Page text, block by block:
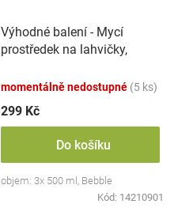
Výhodné balení - Mycí
prostředek na lahvičky,
momentálně nedostupné (5 ks)
299 Kč
Do košíku
objem: 3x 500 ml, Bebble
Kód: 14210901